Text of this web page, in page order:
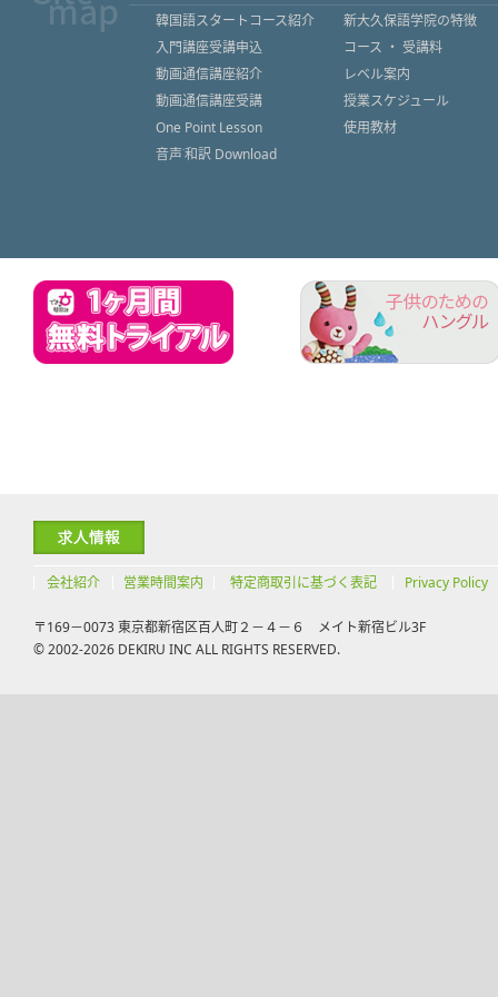
韓国語スタートコース紹介
入門講座受講申込
動画通信講座紹介
動画通信講座受講
One Point Lesson
音声˙和訳 Download
新大久保語学院の特徴
コース ・ 受講料
レベル案内
授業スケジュール
使用教材
会社紹介 営業時間案内 特定商取引に基づく表記 Privacy Policy
〒169－0073 東京都新宿区百人町２－４－６ メイト新宿ビル3F
© 2002-2026 DEKIRU INC ALL RIGHTS RESERVED.